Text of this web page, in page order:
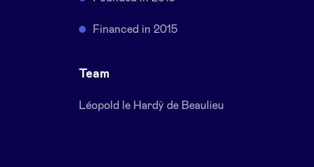
Financed in 2015
Team
Léopold le Hardÿ de Beaulieu